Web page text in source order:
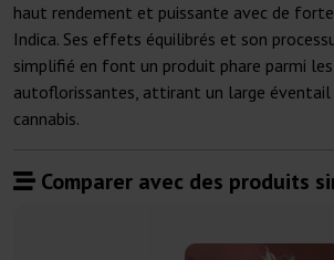
haut rendement et puissante avec de
Indica. Ses effets équilibrés et son
simplifié en font un produit phare parmi
autoflorissantes, attirant un large éventail
cannabis.
Comparer avec des produits